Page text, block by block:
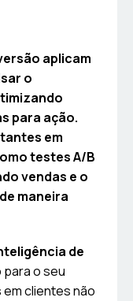
aplicam
o
para ação.
em
testes A/B
vendas e o
maneira
de
para o seu
clientes não